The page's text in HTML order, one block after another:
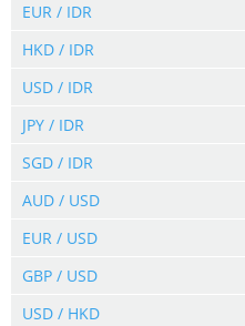
EUR / IDR
HKD / IDR
USD / IDR
JPY / IDR
SGD / IDR
AUD / USD
EUR / USD
GBP / USD
USD / HKD